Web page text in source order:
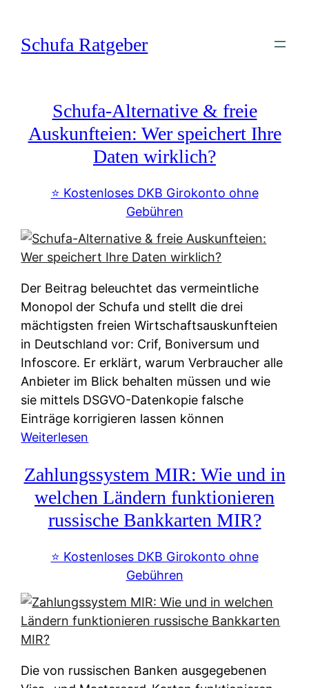
springen
Schufa Ratgeber
Schufa-Alternative & freie
Auskunfteien: Wer speichert Ihre
Daten wirklich?
⭐️ Kostenloses DKB Girokonto ohne
Gebühren
Der Beitrag beleuchtet das vermeintliche
Monopol der Schufa und stellt die drei
mächtigsten freien Wirtschaftsauskunfteien
in Deutschland vor: Crif, Boniversum und
Infoscore. Er erklärt, warum Verbraucher alle
Anbieter im Blick behalten müssen und wie
sie mittels DSGVO-Datenkopie falsche
Einträge korrigieren lassen können
Weiterlesen
c
h
u
f
-
l
t
n
Zahlungssystem MIR: Wie und in
welchen Ländern funktionieren
russische Bankkarten MIR?
⭐️ Kostenloses DKB Girokonto ohne
Gebühren
Die von russischen Banken ausgegebenen